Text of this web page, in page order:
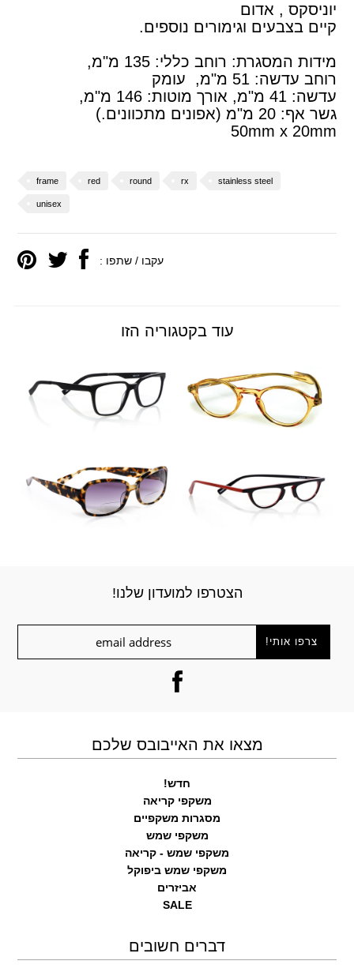
יוניסקס , אדום
קיים בצבעים וגימורים נוספים.
מידות המסגרת: רוחב כללי: 135
מ"מ,
רוחב עדשה: 51 מ"מ, עומק
עדשה: 41
מ"מ, אורך מוטות: 146 מ"מ,
גשר אף: 20
מ"מ (אפונים מתכוונים.)
50mm x 20mm
frame red round rx stainless steel
unisex
עקבו / שתפו :
עוד בקטגוריה הזו
הצטרפו למועדון שלנו!
מצאו את האייבובס שלכם
חדש!
משקפי קריאה
מסגרות משקפיים
משקפי שמש
משקפי שמש - קריאה
משקפי שמש ביפוקל
אביזרים
SALE
דברים חשובים